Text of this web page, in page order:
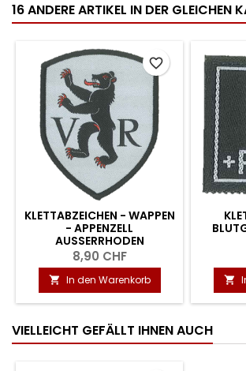
16 ANDERE ARTIKEL IN DER GLEICHEN
KLETTABZEICHEN - WAPPEN
- APPENZELL
AUSSERRHODEN
8,90 CHF
 In den Warenkorb
favorite_border

VIELLEICHT GEFÄLLT IHNEN AUCH